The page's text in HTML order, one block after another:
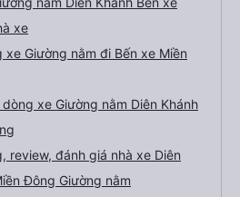
xe
Giường nằm đi Bến xe Miền
dòng xe Giường nằm Diên Khánh
review, đánh giá nhà xe Diên
Đông Giường nằm